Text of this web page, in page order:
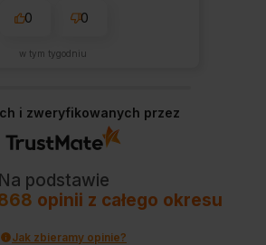
0 0
w tym tygodniu
i zweryfikowanych przez
Na podstawie
opinii z całego okresu
Jak zbieramy opinie?